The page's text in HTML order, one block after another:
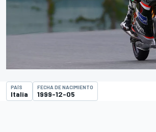
PAÍS
Italia
FECHA DE NACIMIENTO
1999-12-05